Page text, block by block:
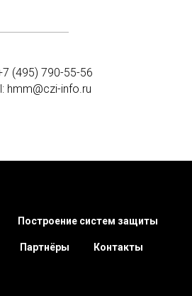
(495) 790-55-56
hmm@czi-info.ru
Построение систем защиты
Партнёры Контакты